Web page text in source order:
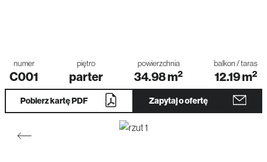
numer
C001
piętro
parter
powierzchnia
34.98m2
balkon / taras
12.19m2
Pobierz kartę PDF Zapytaj o ofertę